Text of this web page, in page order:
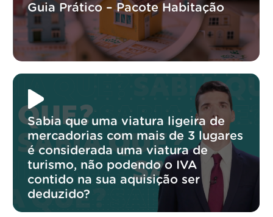
Guia Prático – Pacote Habitação
Sabia que uma viatura ligeira de
mercadorias com mais de 3 lugares
é considerada uma viatura de
turismo, não podendo o IVA
contido na sua aquisição ser
deduzido?